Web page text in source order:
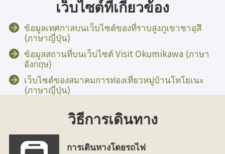
เว็บไซต์ที่เกี่ยวข้อง
ข้อมูลเทศกาลบนเว็บไซต์ของที่ราบสูงภูเขาชาอุสึ
(ภาษาญี่ปุ่น)
ข้อมูลสถานที่บนเว็บไซต์ Visit Okumikawa (ภาษา
อังกฤษ)
เว็บไซต์ของสมาคมการท่องเที่ยวหมู่บ้านโทโยเนะ
(ภาษาญี่ปุ่น)
วิธีการเดินทาง
การเดินทางโดยรถไฟ